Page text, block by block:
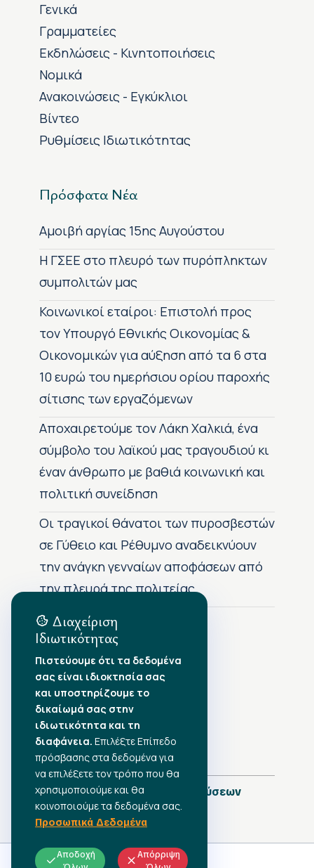
Γενικά
Γραμματείες
Εκδηλώσεις - Κινητοποιήσεις
Νομικά
Ανακοινώσεις - Εγκύκλιοι
Βίντεο
Ρυθμίσεις Ιδιωτικότητας
Πρόσφατα Νέα
Αμοιβή αργίας 15ης Αυγούστου
H ΓΣΕΕ στο πλευρό των πυρόπληκτων
συμπολιτών μας
Κοινωνικοί εταίροι: Επιστολή προς
τον Υπουργό Εθνικής Οικονομίας &
Οικονομικών για αύξηση από τα 6 στα
10 ευρώ του ημερήσιου ορίου παροχής
σίτισης των εργαζόμενων
Αποχαιρετούμε τον Λάκη Χαλκιά, ένα
σύμβολο του λαϊκού μας τραγουδιού κι
έναν άνθρωπο με βαθιά κοινωνική και
πολιτική συνείδηση
Οι τραγικοί θάνατοι των πυροσβεστών
σε Γύθειο και Ρέθυμνο αναδεικνύουν
την ανάγκη γενναίων αποφάσεων από
την πλευρά της πολιτείας
Αρχείο Δημοσιεύσεων
•Αύγουστος 2026
•Ιούλιος 2026
•Ιούνιος 2026
•Μάιος 2026
•Απρίλιος 2026
•Μάρτιος 2026
Πλήρες Ημερολόγιο Δημοσιεύσεων
Διαχείριση
Ιδιωτικότητας
Πιστεύουμε ότι τα δεδομένα
σας είναι ιδιοκτησία σας
και υποστηρίζουμε το
δικαίωμά σας στην
ιδιωτικότητα και τη
διαφάνεια. Επιλέξτε Επίπεδο
πρόσβασης στα δεδομένα για
να επιλέξετε τον τρόπο που θα
χρησιμοποιούμε και θα
κοινοποιούμε τα δεδομένα σας.
Προσωπικά Δεδομένα
Αποδοχή
Απόρριψη